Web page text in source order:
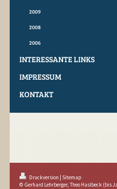
2009
2008
2006
INTERESSANTE LINKS
IMPRESSUM
KONTAKT
Druckversion
Sitemap
© Gerhard Lehrberger, Theo Haslbeck (bis